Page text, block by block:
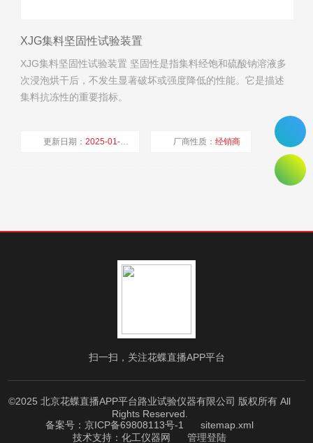
XJG集料坚固性试验装置
XJG集料坚固性试验装置 坚固性是指集料经饱和硫酸钠溶液多
次浸泡烘干后，不发生显著破坏或强度降低的性能。它是描述
集料抗冻性的重要指标。
更新日期：2025-01-17 厂商性质：经销商
扫一扫，关注花蝶直播APP平台
©2025 北京花蝶直播APP平台路业试验仪器有限公司 版权所有 All
Rights Reserved.
备案号：京ICP备69808113号-1
sitemap.xml
技术支持： 化工仪器网 管理登陆